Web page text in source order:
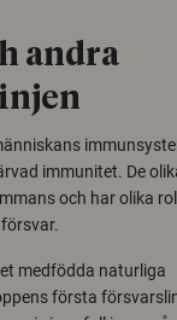
andra
immunitet. De
och har olika
medfödda naturliga
första